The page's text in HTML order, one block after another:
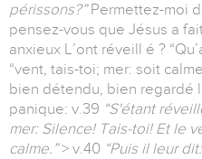
périssons?”Permettez-moi
pensez-vous que Jésus a
anxieux L’ont réveill é ?
“vent, tais-toi; mer: soit
bien détendu, bien regardé
panique: v.39 “S'étant
mer: Silence! Tais-toi! Et le
calme.”> v.40 “Puis il leur